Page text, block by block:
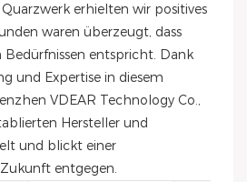
erhielten wir positives
waren überzeugt, dass
Bedürfnissen entspricht. Dank
und Expertise in diesem
VDEAR Technology Co.,
Hersteller und
und blickt einer
entgegen.